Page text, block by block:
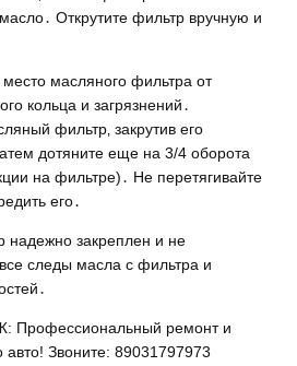
Открутите фильтр вручную и
масляного фильтра от
кольца и загрязнений․
фильтр‚ закрутив его
дотяните еще на 3/4 оборота
на фильтре)․ Не перетягивайте
его․
надежно закреплен и не
следы масла с фильтра и
Профессиональный ремонт и
Звоните: 89031797973